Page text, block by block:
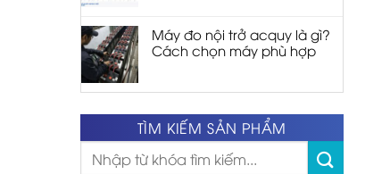
Máy đo nội trở acquy là gì?
Cách chọn máy phù hợp
TÌM KIẾM SẢN PHẨM
Tìm